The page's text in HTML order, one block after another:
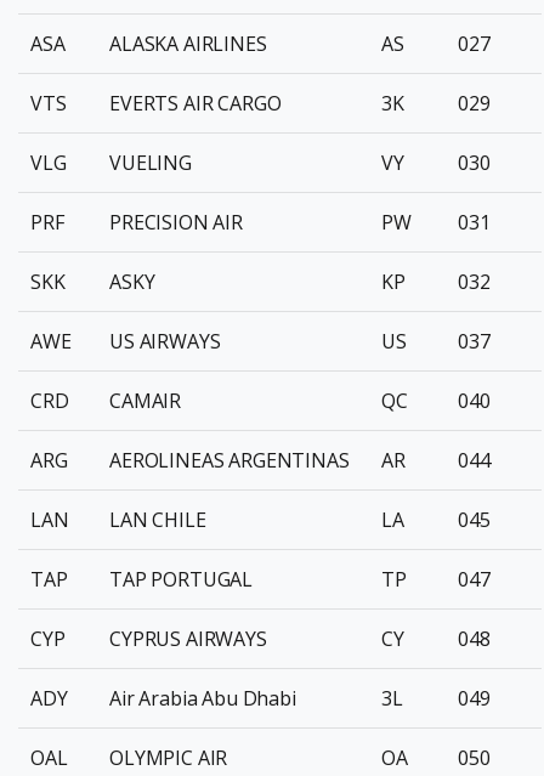
ASA ALASKA AIRLINES AS 027
VTS EVERTS AIR CARGO 3K 029
VLG VUELING VY 030
PRF PRECISION AIR PW 031
SKK ASKY KP 032
AWE US AIRWAYS US 037
CRD CAMAIR QC 040
ARG AEROLINEAS ARGENTINAS AR 044
LAN LAN CHILE LA 045
TAP TAP PORTUGAL TP 047
CYP CYPRUS AIRWAYS CY 048
ADY Air Arabia Abu Dhabi 3L 049
OAL OLYMPIC AIR OA 050